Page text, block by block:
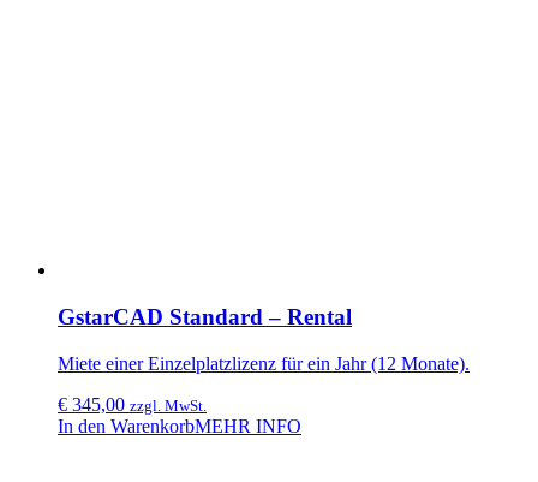
GstarCAD Standard – Rental
Miete einer Einzelplatzlizenz für ein Jahr (12 Monate).
€ 345,00 zzgl. MwSt.
In den WarenkorbMEHR INFO